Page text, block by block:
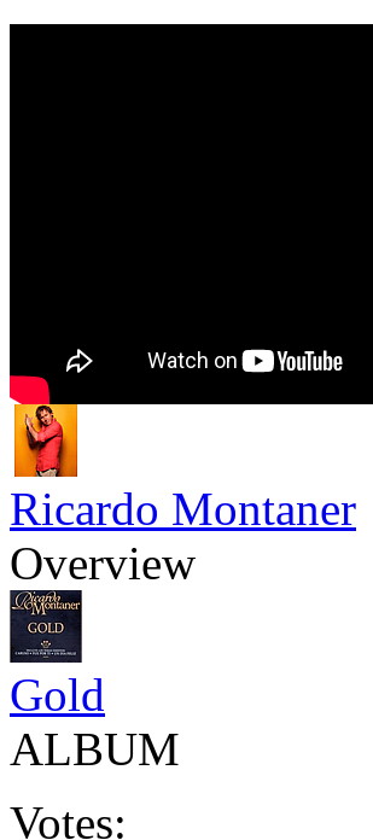
Ricardo Montaner
Overview
Gold
ALBUM
Votes: